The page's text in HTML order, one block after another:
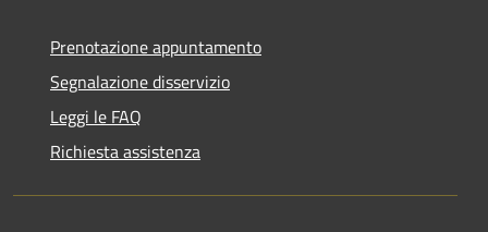
Prenotazione appuntamento
Segnalazione disservizio
Leggi le FAQ
Richiesta assistenza